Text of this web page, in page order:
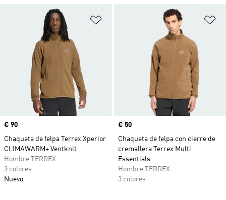
Añadir a la lista de deseos
Precio
€ 90
Chaqueta de felpa Terrex Xperior
CLIMAWARM+ Ventknit
Hombre TERREX
3 colores
Nuevo
Precio
€ 50
Chaqueta de felpa con cierre de
cremallera Terrex Multi
Essentials
Hombre TERREX
3 colores